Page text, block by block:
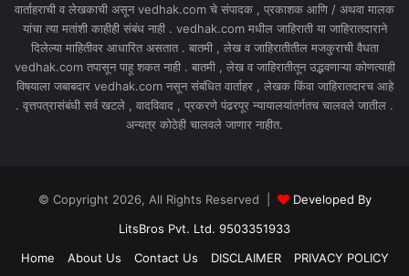
वार्ताहराची व लेखकाची असून vedhak.com चे संपादक , प्रकाशक आणि / अथवा मालक
यांचा त्या मतांशी काहीही संबंध नाही . vedhak.com मधील जाहिराती या जाहिरातदाराने
दिलेल्या माहितीवर आधारित असतात . बातमी , लेख व जाहिरातीतील मजकुराची वैधता
vedhak.com तपासून पाहू शकत नाही . बातमी , लेख व जाहिरातीतून उद्भवणाऱ्या कोणत्याही
विषयाला जबाबदार vedhak.com नसून संबंधित वार्ताहर , लेखक किंवा जाहिरातदारच आहे
. वृत्तपत्रासंबंधी सर्व खटले , वादविवाद , प्रकरणे पंढरपूर न्यायालयांतर्गतच चालवले जातील .
अन्यत्र कोठेही चालवले जाणार नाहीत.
© Copyright 2026, All Rights Reserved |
Developed By
LitsBros Pvt. Ltd. 9503351933
Home
About Us Contact Us DISCLAIMER PRIVACY POLICY